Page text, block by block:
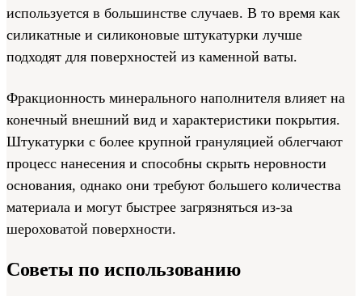
используется в большинстве случаев. В то время как
силикатные и силиконовые штукатурки лучше
подходят для поверхностей из каменной ваты.
Фракционность минерального наполнителя влияет на
конечный внешний вид и характеристики покрытия.
Штукатурки с более крупной грануляцией облегчают
процесс нанесения и способны скрыть неровности
основания, однако они требуют большего количества
материала и могут быстрее загрязняться из-за
шероховатой поверхности.
Советы по использованию